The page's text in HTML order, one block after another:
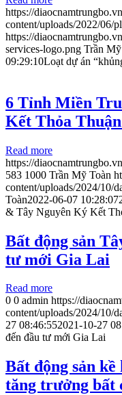
https://
content/uploads/2022/06/
https://
services-logo.png Trần
09:29:10Loạt dự án
6 Tỉnh Miền
Kết Thỏa
Read more
https://
583 1000 Trần Mỹ Toàn
content/uploads/2024/10/
Toàn2022-06-07 10:28:07
& Tây Nguyên Ký Kết
Bất động sản
tư mới Gia Lai
Read more
0 0 admin https://
content/uploads/2024/10/
27 08:46:552021-10-27
đến đầu tư mới Gia Lai
Bất động sản
tăng trưởng bất